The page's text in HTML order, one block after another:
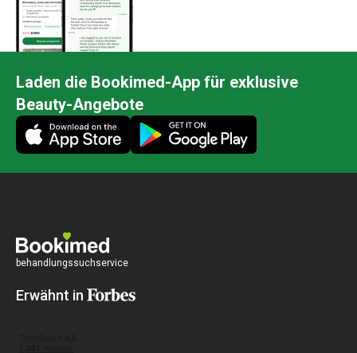
Laden die Bookimed-App für exklusive
Beauty-Angebote
behandlungssuchservice
Erwähnt in